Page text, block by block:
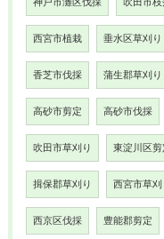
西宮市植栽 垂水区草刈り
香芝市伐採 蒲生郡草刈り
高砂市剪定 高砂市伐採
吹田市草刈り 東淀川区剪
揖保郡草刈り 西宮市草刈
西京区伐採 豊能郡剪定